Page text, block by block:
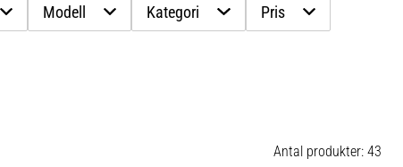
Modell Kategori Pris
Antal produkter: 43